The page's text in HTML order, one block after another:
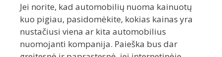
Jei norite, kad automobilių nuoma kainuotų
kuo pigiau, pasidomėkite, kokias kainas yra
nustačiusi viena ar kita automobilius
nuomojanti kompanija. Paieška bus dar